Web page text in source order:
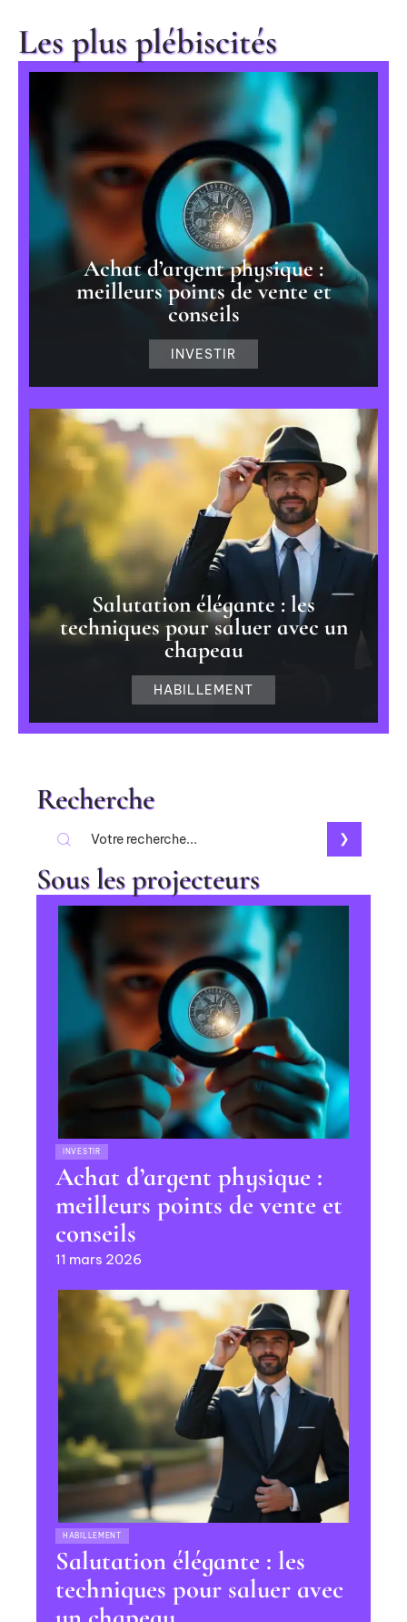
Les plus plébiscités
Achat d’argent physique :
meilleurs points de vente et
conseils
INVESTIR
Salutation élégante : les
techniques pour saluer avec un
chapeau
HABILLEMENT
Recherche
Sous les projecteurs
INVESTIR
Achat d’argent physique :
meilleurs points de vente et
conseils
11 mars 2026
HABILLEMENT
Salutation élégante : les
techniques pour saluer avec